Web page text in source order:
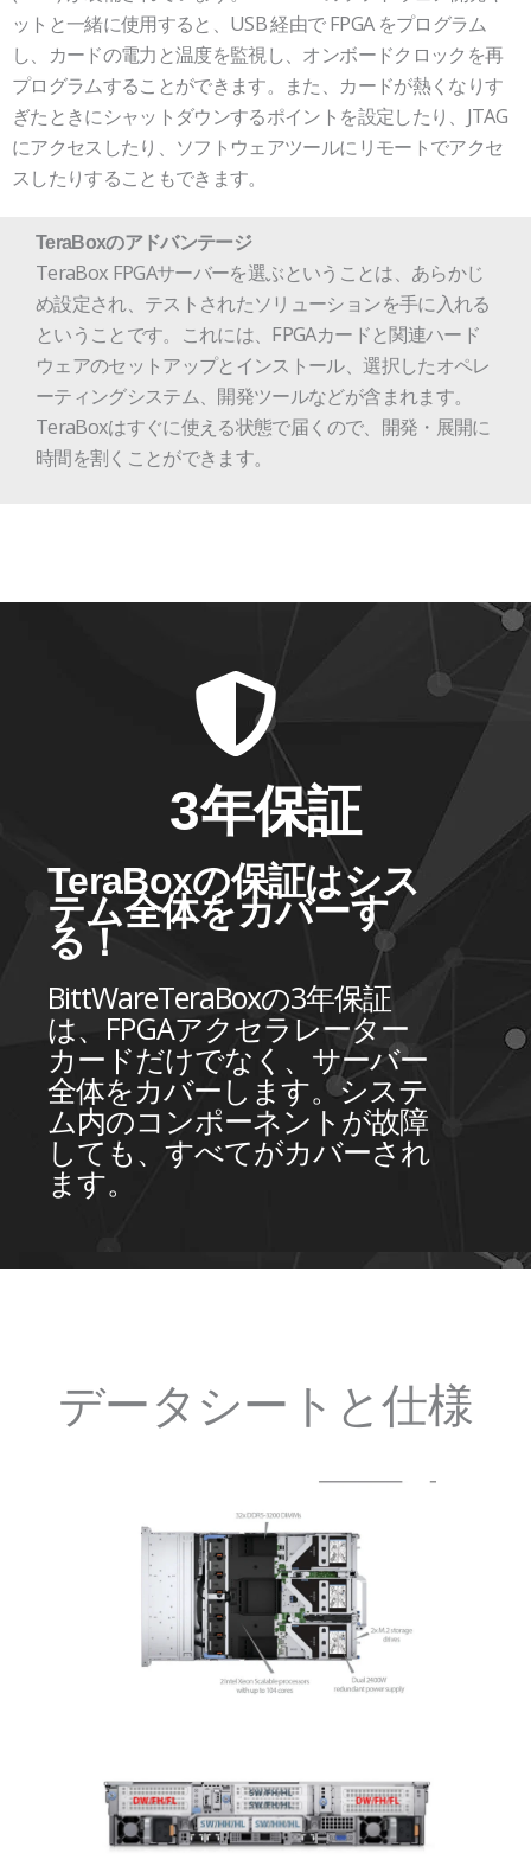
ットと一緒に使用すると、USB 経由で FPGA をプログラム
し、カードの電力と温度を監視し、オンボードクロックを再
プログラムすることができます。また、カードが熱くなりす
ぎたときにシャットダウンするポイントを設定したり、JTAG
にアクセスしたり、ソフトウェアツールにリモートでアクセ
スしたりすることもできます。
TeraBoxのアドバンテージ
TeraBox FPGAサーバーを選ぶということは、あらかじ
め設定され、テストされたソリューションを手に入れる
ということです。これには、FPGAカードと関連ハード
ウェアのセットアップとインストール、選択したオペレ
ーティングシステム、開発ツールなどが含まれます。
TeraBoxはすぐに使える状態で届くので、開発・展開に
時間を割くことができます。
3年保証
TeraBoxの保証はシス
テム全体をカバーす
る！
BittWareTeraBoxの3年保証
は、FPGAアクセラレーター
カードだけでなく、サーバー
全体をカバーします。システ
ム内のコンポーネントが故障
しても、すべてがカバーされ
ます。
データシートと仕様